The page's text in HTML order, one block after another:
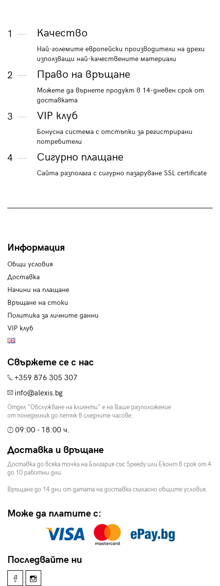
1 Качество
Най-големите европейски производители на дрехи
използващи най-качествените материали
2 Право на връщане
Можете да върнете продукт в 14-дневен срок от
доставката
3 VIP клуб
Бонусна система с отстъпки за регистрирани
потребители
4 Сигурно плащане
Сайта разполага с сигурно пазаруване SSL certificate
Информация
Общи условия
Доставка
Начини на плащане
Връщане на стоки
Политика за личните данни
VIP клуб
Свържете се с нас
+359 876 305 307
info@alexis.bg
Отдел "Обслужване на клиенти" е на Ваше разположение
от понеделник до петък в следните часове:
09:00 - 18:00 ч.
Доставка и връщане
Доставка до всяка точка на България със Speedy или Еконт в срок от 4
до 10 работни дни.
Връщане до 14 дни от датата на доставка съгласно общите условия.
Може да платите с:
Последвайте ни